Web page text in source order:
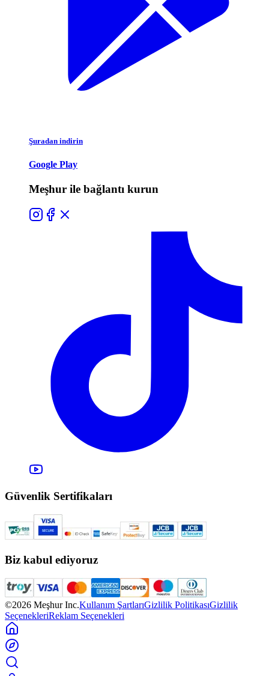
Şuradan indirin
Google Play
Meşhur ile bağlantı kurun
Güvenlik Sertifikaları
Biz kabul ediyoruz
©2026 Meşhur Inc.Kullanım ŞartlarıGizlilik PolitikasıGizlilik
SeçenekleriReklam Seçenekleri